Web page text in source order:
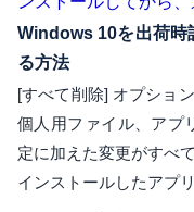
Windows 10を出荷時
る方法
[すべて削除] オプショ
個人用ファイル、アプ
定に加えた変更がすべ
インストールしたアプ